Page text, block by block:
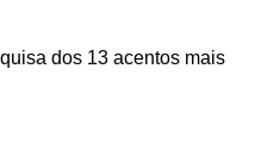
dos 13 acentos mais